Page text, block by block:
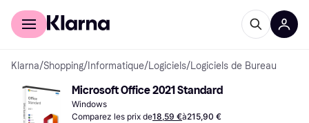
Acheter avec Klarna
Klarna/Shopping/ Informatique/Logiciels/Logiciels de Bureau
Microsoft Office 2021 Standard
Windows
Comparez les prix de18,59 €à215,90 €